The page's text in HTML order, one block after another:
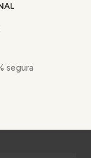
segura